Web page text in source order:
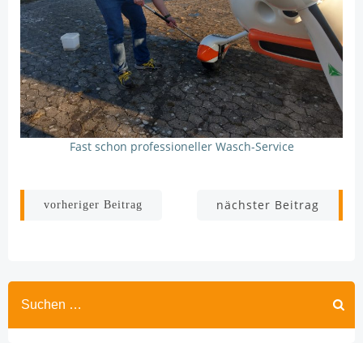
Fast schon professioneller Wasch-Service
Beitragsnavigation
vorheriger Beitrag nächster Beitrag